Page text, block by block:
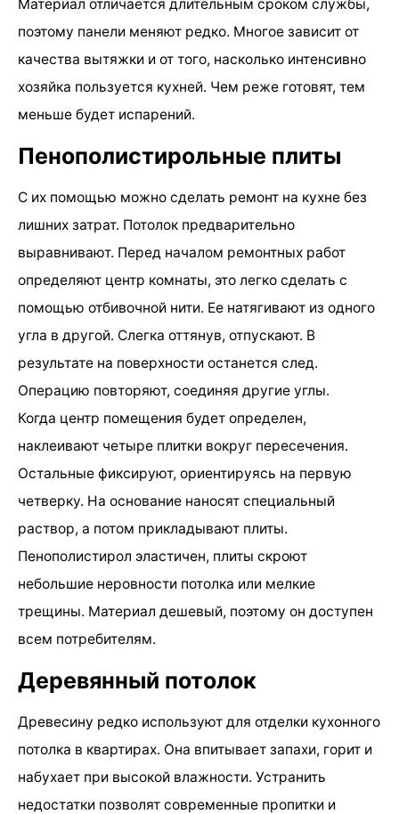
Материал отличается длительным сроком службы,
поэтому панели меняют редко. Многое зависит от
качества вытяжки и от того, насколько интенсивно
хозяйка пользуется кухней. Чем реже готовят, тем
меньше будет испарений.
Пенополистирольные плиты
С их помощью можно сделать ремонт на кухне без
лишних затрат. Потолок предварительно
выравнивают. Перед началом ремонтных работ
определяют центр комнаты, это легко сделать с
помощью отбивочной нити. Ее натягивают из одного
угла в другой. Слегка оттянув, отпускают. В
результате на поверхности останется след.
Операцию повторяют, соединяя другие углы.
Когда центр помещения будет определен,
наклеивают четыре плитки вокруг пересечения.
Остальные фиксируют, ориентируясь на первую
четверку. На основание наносят специальный
раствор, а потом прикладывают плиты.
Пенополистирол эластичен, плиты скроют
небольшие неровности потолка или мелкие
трещины. Материал дешевый, поэтому он доступен
всем потребителям.
Деревянный потолок
Древесину редко используют для отделки кухонного
потолка в квартирах. Она впитывает запахи, горит и
набухает при высокой влажности. Устранить
недостатки позволят современные пропитки и